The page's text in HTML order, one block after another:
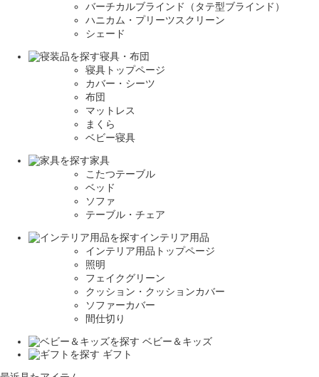
バーチカルブラインド（タテ型ブラインド）
ハニカム・プリーツスクリーン
シェード
寝具・布団
寝具トップページ
カバー・シーツ
布団
マットレス
まくら
ベビー寝具
家具
こたつテーブル
ベッド
ソファ
テーブル・チェア
インテリア用品
インテリア用品トップページ
照明
フェイクグリーン
クッション・クッションカバー
ソファーカバー
間仕切り
ベビー＆キッズ
ギフト